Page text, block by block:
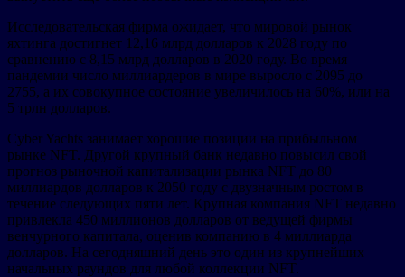
Исследовательская фирма ожидает, что мировой рынок
яхтинга достигнет 12,16 млрд долларов к 2028 году по
сравнению с 8,15 млрд долларов в 2020 году. Во время
пандемии число миллиардеров в мире выросло с 2095 до
2755, а их совокупное состояние увеличилось на 60%, или на
5 трлн долларов.
Cyber Yachts занимает хорошие позиции на прибыльном
рынке NFT. Другой крупный банк недавно повысил свой
прогноз рыночной капитализации рынка NFT до 80
миллиардов долларов к 2050 году с двузначным ростом в
течение следующих пяти лет. Крупная компания NFT недавно
привлекла 450 миллионов долларов от ведущей фирмы
венчурного капитала, оценив компанию в 4 миллиарда
долларов. На сегодняшний день это один из крупнейших
начальных раундов для любой коллекции NFT.